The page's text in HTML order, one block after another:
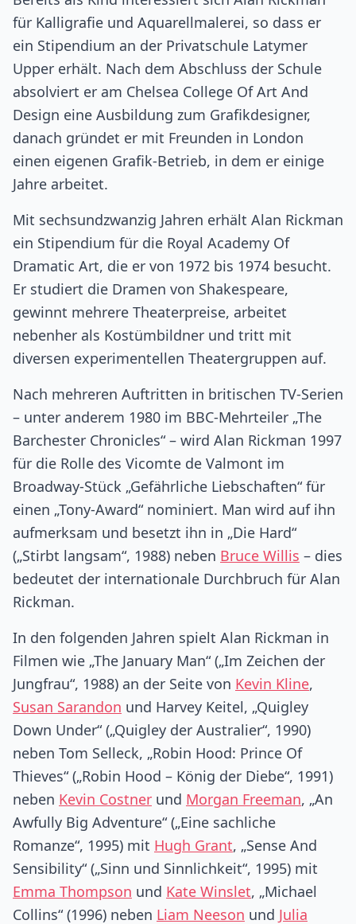
für Kalligrafie und Aquarellmalerei, so dass er
ein Stipendium an der Privatschule Latymer
Upper erhält. Nach dem Abschluss der Schule
absolviert er am Chelsea College Of Art And
Design eine Ausbildung zum Grafikdesigner,
danach gründet er mit Freunden in London
einen eigenen Grafik-Betrieb, in dem er einige
Jahre arbeitet.
Mit sechsundzwanzig Jahren erhält Alan Rickman
ein Stipendium für die Royal Academy Of
Dramatic Art, die er von 1972 bis 1974 besucht.
Er studiert die Dramen von Shakespeare,
gewinnt mehrere Theaterpreise, arbeitet
nebenher als Kostümbildner und tritt mit
diversen experimentellen Theatergruppen auf.
Nach mehreren Auftritten in britischen TV-Serien
– unter anderem 1980 im BBC-Mehrteiler „The
Barchester Chronicles“ – wird Alan Rickman 1997
für die Rolle des Vicomte de Valmont im
Broadway-Stück „Gefährliche Liebschaften“ für
einen „Tony-Award“ nominiert. Man wird auf ihn
aufmerksam und besetzt ihn in „Die Hard“
(„Stirbt langsam“, 1988) neben Bruce Willis – dies
bedeutet der internationale Durchbruch für Alan
Rickman.
In den folgenden Jahren spielt Alan Rickman in
Filmen wie „The January Man“ („Im Zeichen der
Jungfrau“, 1988) an der Seite von Kevin Kline,
Susan Sarandon und Harvey Keitel, „Quigley
Down Under“ („Quigley der Australier“, 1990)
neben Tom Selleck, „Robin Hood: Prince Of
Thieves“ („Robin Hood – König der Diebe“, 1991)
neben Kevin Costner und Morgan Freeman, „An
Awfully Big Adventure“ („Eine sachliche
Romanze“, 1995) mit Hugh Grant, „Sense And
Sensibility“ („Sinn und Sinnlichkeit“, 1995) mit
Emma Thompson und Kate Winslet, „Michael
Collins“ (1996) neben Liam Neeson und Julia